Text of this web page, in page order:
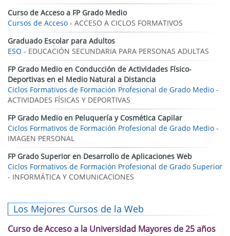
Curso de Acceso a FP Grado Medio
Cursos de Acceso - ACCESO A CICLOS FORMATIVOS
Graduado Escolar para Adultos
ESO - EDUCACIÓN SECUNDARIA PARA PERSONAS ADULTAS
FP Grado Medio en Conducción de Actividades Físico-
Deportivas en el Medio Natural a Distancia
Ciclos Formativos de Formación Profesional de Grado Medio -
ACTIVIDADES FÍSICAS Y DEPORTIVAS
FP Grado Medio en Peluquería y Cosmética Capilar
Ciclos Formativos de Formación Profesional de Grado Medio -
IMAGEN PERSONAL
FP Grado Superior en Desarrollo de Aplicaciones Web
Ciclos Formativos de Formación Profesional de Grado Superior
- INFORMÁTICA Y COMUNICACIONES
Los Mejores Cursos de la Web
Curso de Acceso a la Universidad Mayores de 25 años